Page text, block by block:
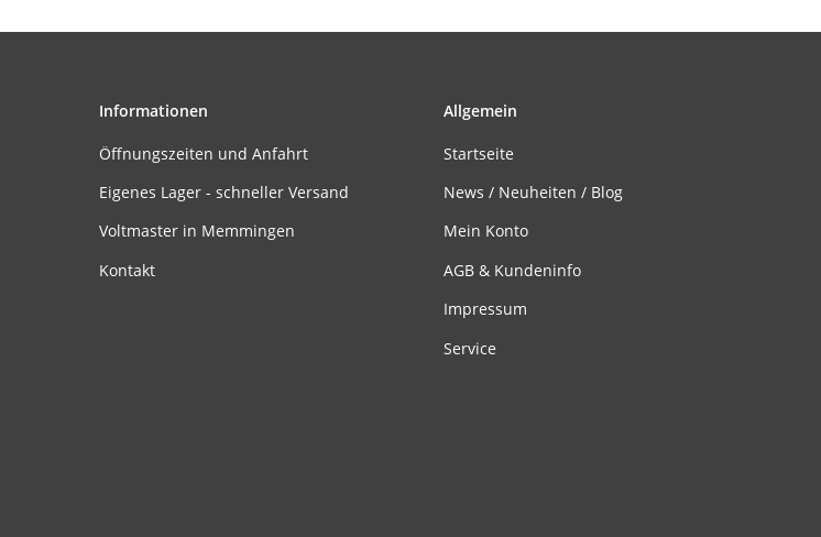
Informationen
Öffnungszeiten und Anfahrt
Eigenes Lager - schneller Versand
Voltmaster in Memmingen
Kontakt
Allgemein
Startseite
News / Neuheiten / Blog
Mein Konto
AGB & Kundeninfo
Impressum
Service